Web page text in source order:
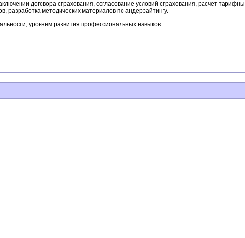
договора страхования, согласование условий страхования, расчет
разработка методических материалов по андеррайтингу.
уровнем развития профессиональных навыков.